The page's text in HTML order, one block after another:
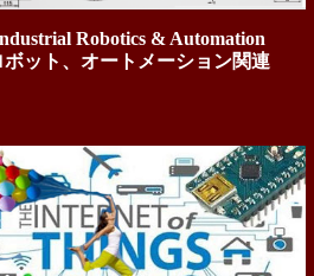
Robotics & Automation
ボット、オートメーション関連